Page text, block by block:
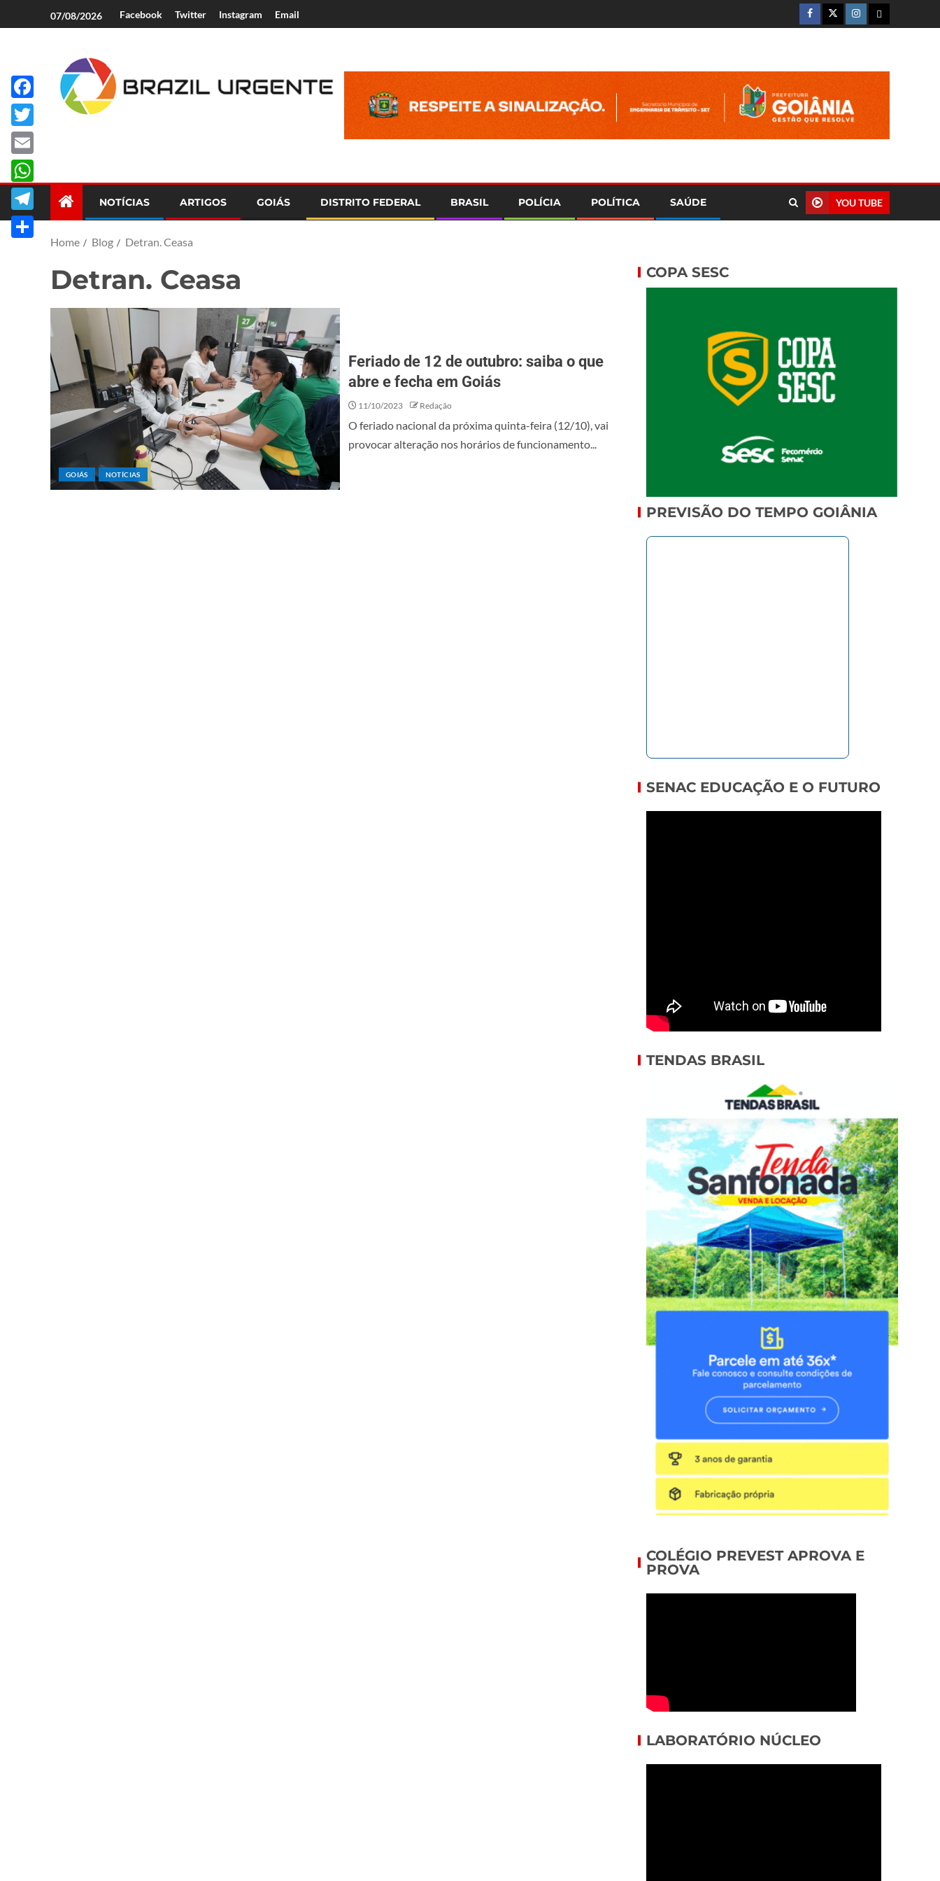
07/08/2026 Facebook Twitter Instagram Email
NOTÍCIAS ARTIGOS GOIÁS DISTRITO FEDERAL BRASIL POLÍCIA POLÍTICA SAÚDE YOU TUBE
Home Blog Detran. Ceasa
Detran. Ceasa
GOIÁS NOTÍCIAS
Feriado de 12 de outubro: saiba o que
abre e fecha em Goiás
11/10/2023 Redação
O feriado nacional da próxima quinta-feira (12/10), vai
provocar alteração nos horários de funcionamento...
Facebook
Twitter
Email
WhatsApp
Telegram
COPA SESC
PREVISÃO DO TEMPO GOIÂNIA
SENAC EDUCAÇÃO E O FUTURO
TENDAS BRASIL
COLÉGIO PREVEST APROVA E
PROVA
LABORATÓRIO NÚCLEO